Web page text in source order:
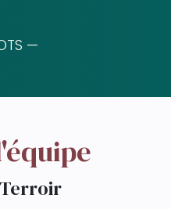
—
Terroir